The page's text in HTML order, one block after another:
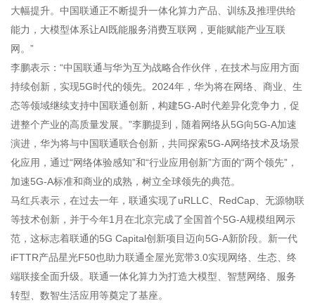
大幅提升。中国联通正不断提升一体化算力产品、训练及推理供给
能力，大模型体系让AI既能服务消费互联网，更能赋能产业互联
网。”
李鹏表示：“中国联通与华为互为战略合作伙伴，在技术与应用方面
持续创新，实现5G时代的领先。2024年，华为将在网络、商业、生
态等领域继续支持中国联通创新，构建5G-A时代差异化竞争力，促
进整个产业的高质量发展。”李鹏提到，随着网络从5G向5G-A加速
演进，华为将与中国联通联合创新，共同探索5G-A网络技术及场景
化应用，通过“网络体验感知”和“行业应用创新”方面的“两个领先”，
加速5G-A标准和商业的成熟，树立全球领先的典范。
马红兵表示，在过去一年，联通实现了uRLLC、RedCap、无源物联
等技术创新，并于今年1月在北京完成了全国首个5G-A规模组网示
范，这标志着联通的5G Capital创新项目迈向5G-A新阶段。新一代
iFTTR产品星光F50也助力联通全屋光宽带3.0实现网络、生态、终
端联接全面升级。联通一体化算力为打造大模型、智慧网络、服务
转型、数智生活应用等奠定了基座。